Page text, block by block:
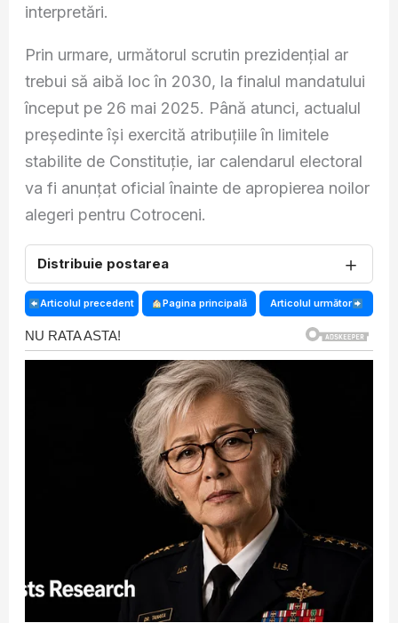
interpretări.
Prin urmare, următorul scrutin prezidențial ar
trebui să aibă loc în 2030, la finalul mandatului
început pe 26 mai 2025. Până atunci, actualul
președinte își exercită atribuțiile în limitele
stabilite de Constituție, iar calendarul electoral
va fi anunțat oficial înainte de apropierea noilor
alegeri pentru Cotroceni.
Distribuie postarea ＋
Articolul precedent Pagina principală Articolul următor